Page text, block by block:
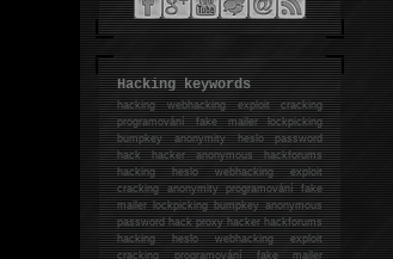
Hacking keywords
hackingwebhacking exploit cracking
programování fake mailer lockpicking
bumpkey anonymity heslo password
hackhacker anonymous hackforums
hackingheslo webhacking exploit
cracking anonymity programování fake
mailer lockpicking bumpkey anonymous
password hack proxy hacker hackforums
hacking heslo webhacking exploit
cracking programování fake mailer